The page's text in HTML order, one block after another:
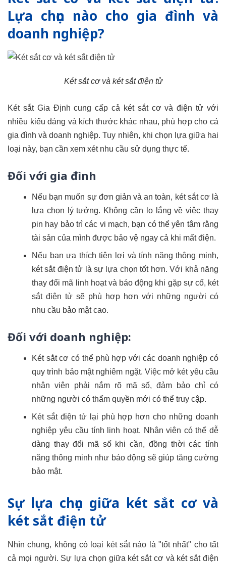
Lựa chọn nào cho gia đình và
doanh nghiệp?
Két sắt cơ và két sắt điện tử
Két sắt Gia Định cung cấp cả két sắt cơ và điện tử với
nhiều kiểu dáng và kích thước khác nhau, phù hợp cho cả
gia đình và doanh nghiệp. Tuy nhiên, khi chọn lựa giữa hai
loại này, bạn cần xem xét nhu cầu sử dụng thực tế.
Đối với gia đình
Nếu bạn muốn sự đơn giản và an toàn, két sắt cơ là
lựa chọn lý tưởng. Không cần lo lắng về việc thay
pin hay bảo trì các vi mạch, bạn có thể yên tâm rằng
tài sản của mình được bảo vệ ngay cả khi mất điện.
Nếu bạn ưa thích tiện lợi và tính năng thông minh,
két sắt điện tử là sự lựa chọn tốt hơn. Với khả năng
thay đổi mã linh hoạt và báo động khi gặp sự cố, két
sắt điện tử sẽ phù hợp hơn với những người có
nhu cầu bảo mật cao.
Đối với doanh nghiệp:
Két sắt cơ có thể phù hợp với các doanh nghiệp có
quy trình bảo mật nghiêm ngặt. Việc mở két yêu cầu
nhân viên phải nắm rõ mã số, đảm bảo chỉ có
những người có thẩm quyền mới có thể truy cập.
Két sắt điện tử lại phù hợp hơn cho những doanh
nghiệp yêu cầu tính linh hoạt. Nhân viên có thể dễ
dàng thay đổi mã số khi cần, đồng thời các tính
năng thông minh như báo động sẽ giúp tăng cường
bảo mật.
Sự lựa chọn giữa két sắt cơ và
két sắt điện tử
Nhìn chung, không có loại két sắt nào là "tốt nhất" cho tất
cả mọi người. Sự lựa chọn giữa két sắt cơ và két sắt điện